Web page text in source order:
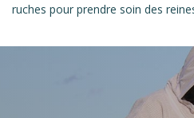
ruches pour prendre soin des